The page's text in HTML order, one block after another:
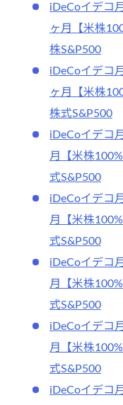
iDeCoイデコ
ヶ月【米株
株S&P500
iDeCoイデコ
ヶ月【米株
株式S&P500
iDeCoイデコ
月【米株
式S&P500
iDeCoイデコ
月【米株
式S&P500
iDeCoイデコ
月【米株
式S&P500
iDeCoイデコ
月【米株
式S&P500
iDeCoイデコ